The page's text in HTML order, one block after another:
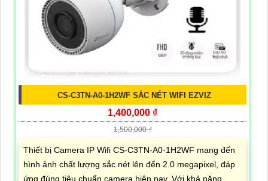
CS-C3TN-A0-1H2WF SẮC NÉT WIFI EZVIZ
1,400,000 ₫
1,500,000 ₫
Thiết bị Camera IP Wifi CS-C3TN-A0-1H2WF mang đến
hình ảnh chất lượng sắc nét lên đến 2.0 megapixel, đáp
ứng đúng tiêu chuẩn camera hiện nay. Với khả năng